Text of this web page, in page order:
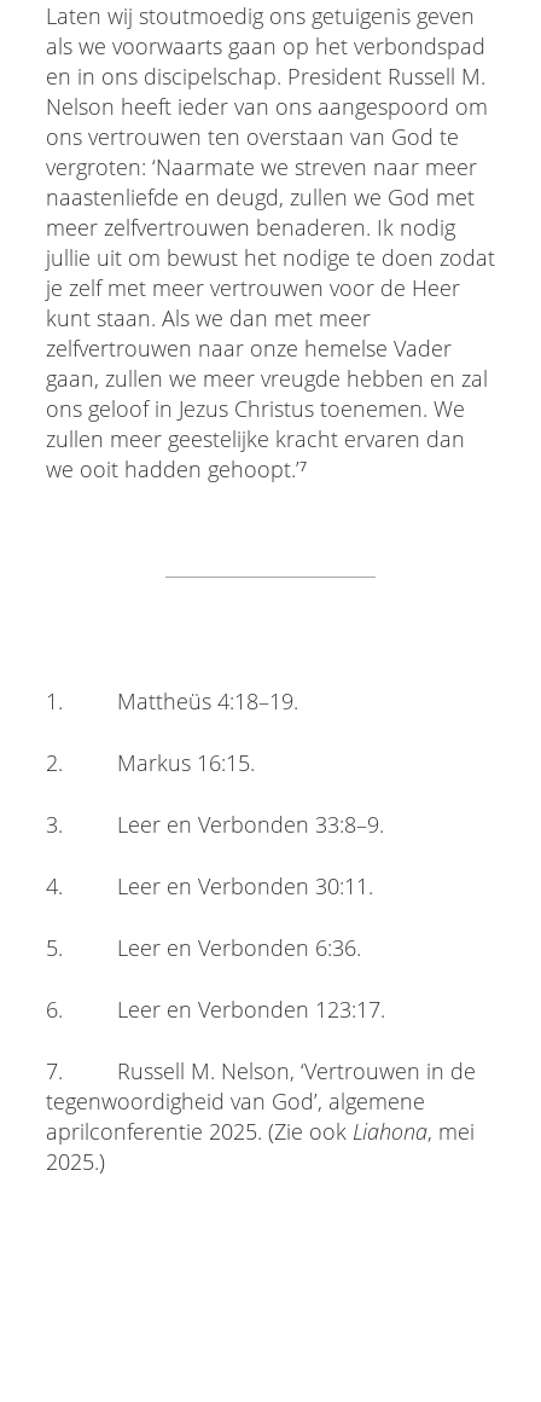
Laten wij stoutmoedig ons getuigenis geven
als we voorwaarts gaan op het verbondspad
en in ons discipelschap. President Russell M.
Nelson heeft ieder van ons aangespoord om
ons vertrouwen ten overstaan van God te
vergroten: ‘Naarmate we streven naar meer
naastenliefde en deugd, zullen we God met
meer zelfvertrouwen benaderen. Ik nodig
jullie uit om bewust het nodige te doen zodat
je zelf met meer vertrouwen voor de Heer
kunt staan. Als we dan met meer
zelfvertrouwen naar onze hemelse Vader
gaan, zullen we meer vreugde hebben en zal
ons geloof in Jezus Christus toenemen. We
zullen meer geestelijke kracht ervaren dan
we ooit hadden gehoopt.’⁷
1. Mattheüs 4:18–19.
2. Markus 16:15.
3. Leer en Verbonden 33:8–9.
4. Leer en Verbonden 30:11.
5. Leer en Verbonden 6:36.
6. Leer en Verbonden 123:17.
7. Russell M. Nelson, ‘Vertrouwen in de
tegenwoordigheid van God’, algemene
aprilconferentie 2025. (Zie ook Liahona, mei
2025.)